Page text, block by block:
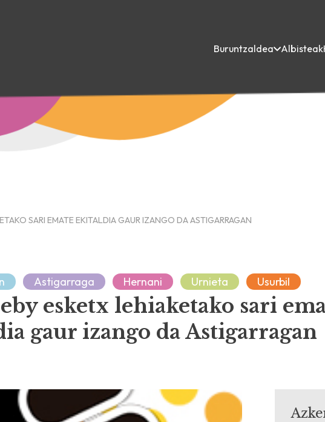
Buruntzaldea Albisteak
SARI EMATE EKITALDIA GAUR IZANGO DA ASTIGARRAGAN
Astigarraga Hernani Urnieta Usurbil
esketx lehiaketako sari
gaur izango da Astigarragan